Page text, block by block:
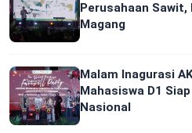
Perusahaan Sawit,
Magang
Malam Inagurasi
Mahasiswa D1
Nasional